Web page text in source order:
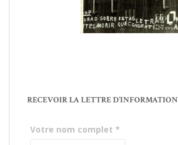
RECEVOIR LA LETTRE D’INFORMATION
Votre nom complet *